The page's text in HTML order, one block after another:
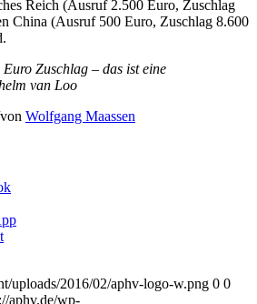
Reich (Ausruf 2.500 Euro, Zuschlag
China (Ausruf 500 Euro, Zuschlag 8.600
Zuschlag – das ist eine
van Loo
von Wolfgang Maassen
uploads/2016/02/aphv-logo-w.png 0 0
aphv.de/wp-